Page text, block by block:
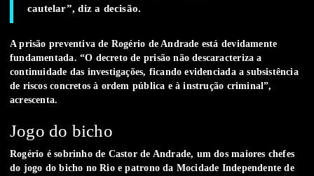
cautelar”, diz a decisão.
A prisão preventiva de Rogério de Andrade está devidamente
fundamentada. “O decreto de prisão não descaracteriza a
continuidade das investigações, ficando evidenciada a subsistência
de riscos concretos à ordem pública e à instrução criminal”,
acrescenta.
Jogo do bicho
Rogério é sobrinho de Castor de Andrade, um dos maiores chefes
do jogo do bicho no Rio e patrono da Mocidade Independente de